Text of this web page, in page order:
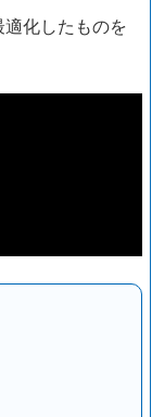
化したものを